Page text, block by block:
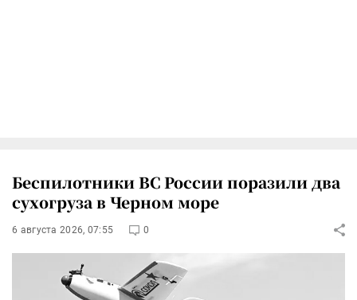
Беспилотники ВС России поразили два
сухогруза в Черном море
6 августа 2026, 07:55 0